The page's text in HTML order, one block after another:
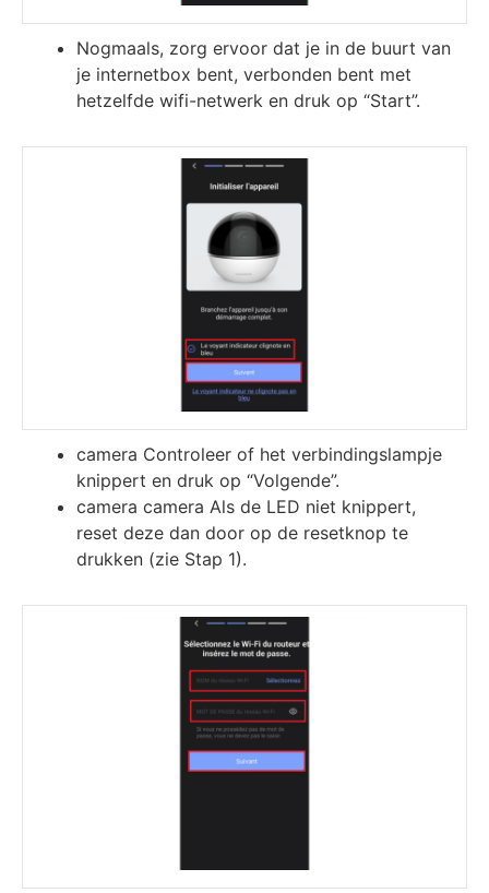
Nogmaals, zorg ervoor dat je in de buurt van
je internetbox bent, verbonden bent met
hetzelfde wifi-netwerk en druk op “Start”.
camera Controleer of het verbindingslampje
knippert en druk op “Volgende”.
camera camera Als de LED niet knippert,
reset deze dan door op de resetknop te
drukken (zie Stap 1).